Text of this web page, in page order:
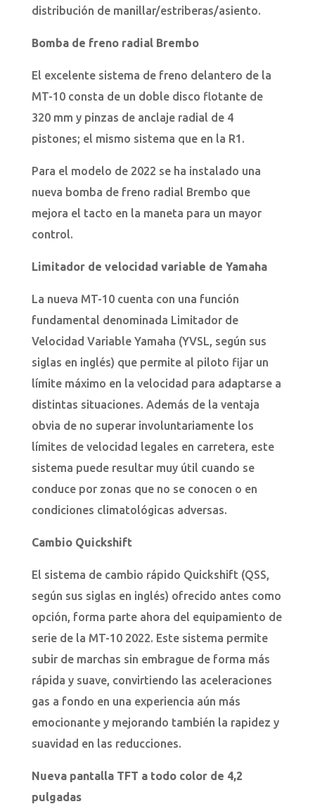
distribución de manillar/estriberas/asiento.
Bomba de freno radial Brembo
El excelente sistema de freno delantero de la
MT-10 consta de un doble disco flotante de
320 mm y pinzas de anclaje radial de 4
pistones; el mismo sistema que en la R1.
Para el modelo de 2022 se ha instalado una
nueva bomba de freno radial Brembo que
mejora el tacto en la maneta para un mayor
control.
Limitador de velocidad variable de Yamaha
La nueva MT-10 cuenta con una función
fundamental denominada Limitador de
Velocidad Variable Yamaha (YVSL, según sus
siglas en inglés) que permite al piloto fijar un
límite máximo en la velocidad para adaptarse a
distintas situaciones. Además de la ventaja
obvia de no superar involuntariamente los
límites de velocidad legales en carretera, este
sistema puede resultar muy útil cuando se
conduce por zonas que no se conocen o en
condiciones climatológicas adversas.
Cambio Quickshift
El sistema de cambio rápido Quickshift (QSS,
según sus siglas en inglés) ofrecido antes como
opción, forma parte ahora del equipamiento de
serie de la MT-10 2022. Este sistema permite
subir de marchas sin embrague de forma más
rápida y suave, convirtiendo las aceleraciones
gas a fondo en una experiencia aún más
emocionante y mejorando también la rapidez y
suavidad en las reducciones.
Nueva pantalla TFT a todo color de 4,2
pulgadas